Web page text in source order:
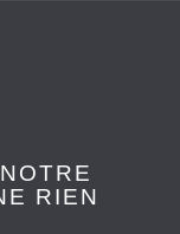
RIEN